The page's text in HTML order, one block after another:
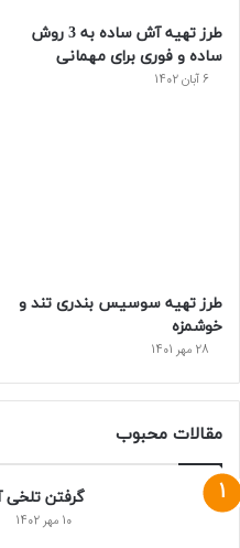
طرز تهیه آش ساده به 3 روش
ساده و فوری برای مهمانی
6 آبان 1402
طرز تهیه سوسیس بندری تند و
خوشمزه
28 مهر 1401
مقالات محبوب
گرفتن تلخی آبلیمو به
10 مهر 1402